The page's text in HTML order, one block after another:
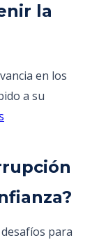
la
en los
a su
para